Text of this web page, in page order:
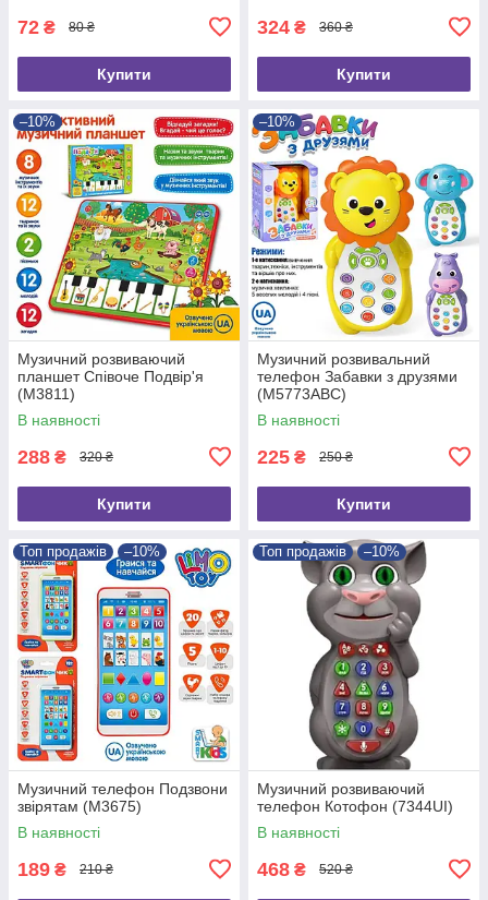
72 ₴ 80 ₴
Купити
324 ₴ 360 ₴
Купити
–10%
Музичний розвиваючий
планшет Співоче Подвір'я
(M3811)
В наявності
288 ₴ 320 ₴
Купити
–10%
Музичний розвивальний
телефон Забавки з друзями
(M5773ABC)
В наявності
225 ₴ 250 ₴
Купити
Топ продажів –10%
Музичний телефон Подзвони
звірятам (M3675)
В наявності
189 ₴ 210 ₴
Топ продажів –10%
Музичний розвиваючий
телефон Котофон (7344UI)
В наявності
468 ₴ 520 ₴